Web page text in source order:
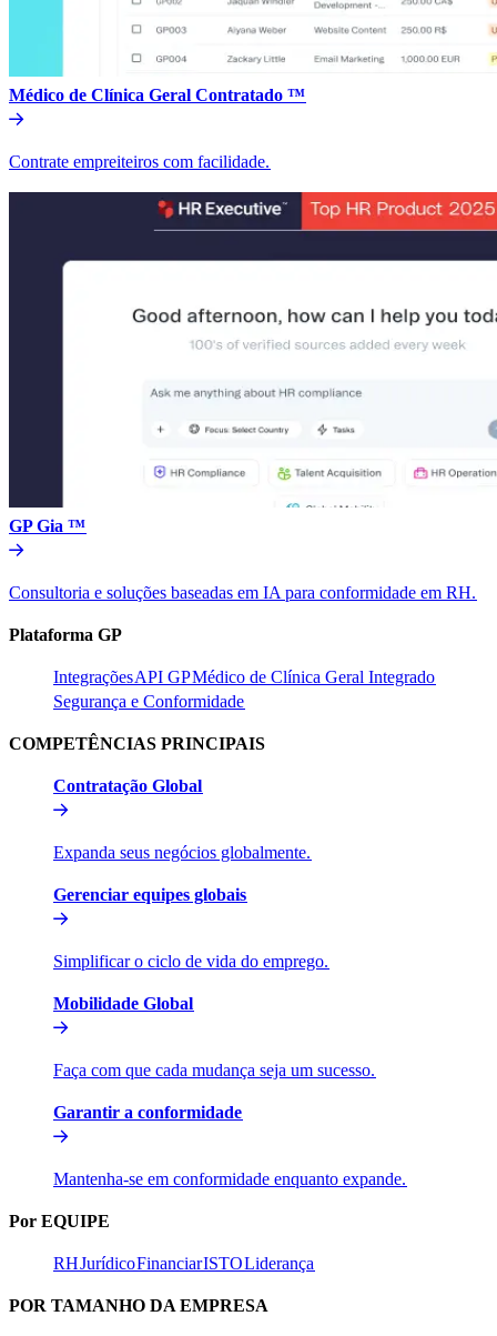
Médico de Clínica Geral Contratado ™​​
Contrate empreiteiros com facilidade.​​
GP Gia ™​​
Consultoria e soluções baseadas em IA para conformidade em RH.​​
Plataforma GP​​
Integrações​​API GP​​Médico de Clínica Geral Integrado​​
Segurança e Conformidade​​
COMPETÊNCIAS PRINCIPAIS​​
Contratação Global​​
Expanda seus negócios globalmente.​​
Gerenciar equipes globais​​
Simplificar o ciclo de vida do emprego.​​
Mobilidade Global​​
Faça com que cada mudança seja um sucesso.​​
Garantir a conformidade​​
Mantenha-se em conformidade enquanto expande.​​
Por EQUIPE​​
RH​​Jurídico​​Financiar​​ISTO​​Liderança​​
POR TAMANHO DA EMPRESA​​